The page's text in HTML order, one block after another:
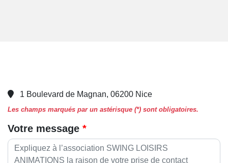
1 Boulevard de Magnan, 06200 Nice
Les champs marqués par un astérisque (*) sont obligatoires.
Votre message